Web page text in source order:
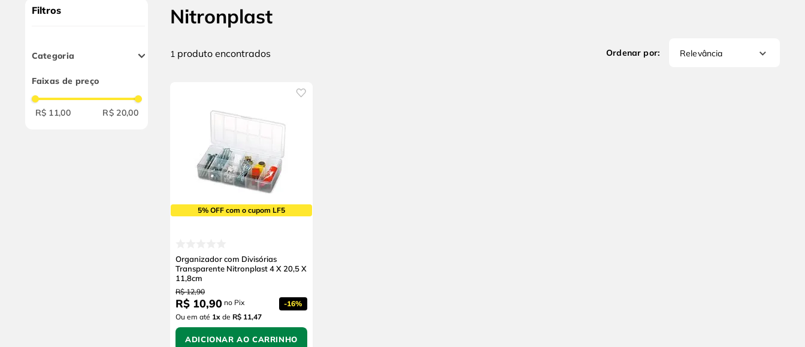
Filtros
Categoria
Faixas de preço
R$ 11,00 R$ 20,00
Nitronplast
1 produto Relevância
5% OFF com o cupom LF5
Organizador com Divisórias
Transparente Nitronplast 4 X 20,5 X
11,8cm
R$ 12,90
R$ 10,90 no Pix -16%
Ou em até 1x de R$ 11,47
ADICIONAR AO CARRINHO